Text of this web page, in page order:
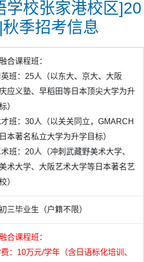
学校张家港校区]20
季招考信息
合课程班：
班：25人（以东大、京大、大阪
应义塾、早稻田等日本顶尖大学为升
）
班：30人（以关关同立，GMARCH
本著名私立大学为升学目标）
班：20人（冲刺武藏野美术大学、
术大学、大阪艺术大学等日本著名艺
）
三毕业生（户籍不限）
合课程班：
：10万元/学年（含日语标化培训、